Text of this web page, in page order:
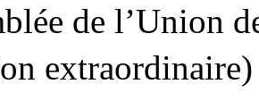
de l’Union
extraordinaire)